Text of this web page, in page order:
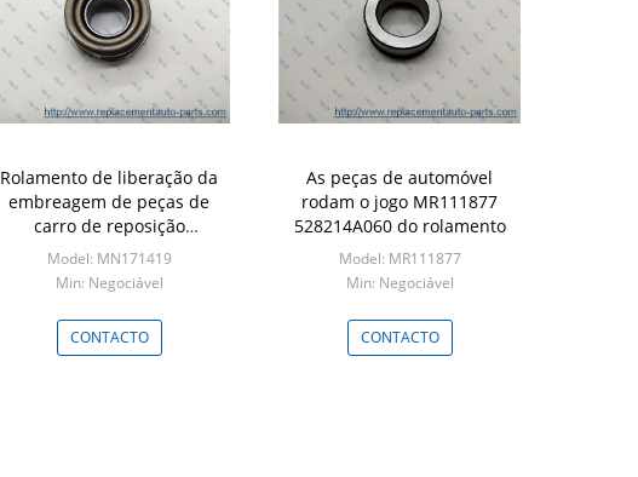
Rolamento de liberação da
embreagem de peças de
carro de reposição
MN171419
Model: MN171419
Min: Negociável
CONTACTO
As peças de automóvel
rodam o jogo MR111877
528214A060 do rolamento
Model: MR111877
Min: Negociável
CONTACTO